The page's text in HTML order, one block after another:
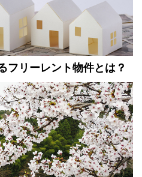
フリーレント物件とは？